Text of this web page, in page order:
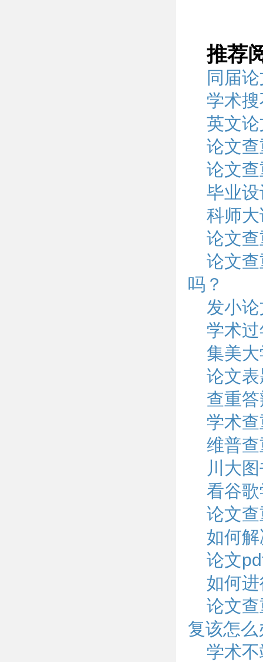
推荐
同届
学术
英文
论文
论文
毕业
科师
论文
论文
吗？
发小
学术
集美
论文
查重
学术
维普
川大
看谷
论文
如何
论文
如何
论文
复该怎么
学术